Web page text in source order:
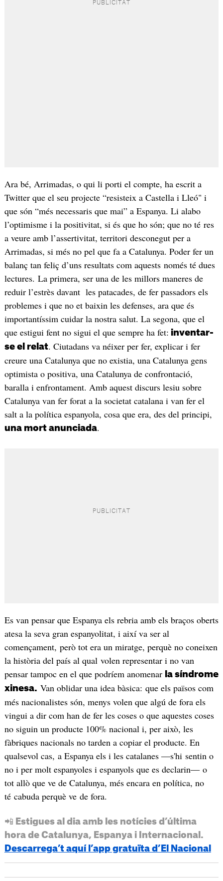
Ara bé, Arrimadas, o qui li porti el compte, ha escrit a
Twitter que el seu projecte “resisteix a Castella i Lleó" i
que són “més necessaris que mai” a Espanya. Li alabo
l’optimisme i la positivitat, si és que ho són; que no té res
a veure amb l’assertivitat, territori desconegut per a
Arrimadas, si més no pel que fa a Catalunya. Poder fer un
balanç tan feliç d’uns resultats com aquests només té dues
lectures. La primera, ser una de les millors maneres de
reduir l’estrès davant les patacades, de fer passadors els
problemes i que no et baixin les defenses, ara que és
importantíssim cuidar la nostra salut. La segona, que el
que estigui fent no sigui el que sempre ha fet: inventar-
se el relat. Ciutadans va néixer per fer, explicar i fer
creure una Catalunya que no existia, una Catalunya gens
optimista o positiva, una Catalunya de confrontació,
baralla i enfrontament. Amb aquest discurs lesiu sobre
Catalunya van fer forat a la societat catalana i van fer el
salt a la política espanyola, cosa que era, des del principi,
una mort anunciada.
Es van pensar que Espanya els rebria amb els braços oberts
atesa la seva gran espanyolitat, i així va ser al
començament, però tot era un miratge, perquè no coneixen
la història del país al qual volen representar i no van
pensar tampoc en el que podríem anomenar la síndrome
xinesa. Van oblidar una idea bàsica: que els països com
més nacionalistes són, menys volen que algú de fora els
vingui a dir com han de fer les coses o que aquestes coses
no siguin un producte 100% nacional i, per això, les
fàbriques nacionals no tarden a copiar el producte. En
qualsevol cas, a Espanya els i les catalanes ―s'hi sentin o
no i per molt espanyoles i espanyols que es declarin― o
tot allò que ve de Catalunya, més encara en política, no
té cabuda perquè ve de fora.
📲 Estigues al dia amb les notícies d’última
hora de Catalunya, Espanya i Internacional.
Descarrega’t aquí l’app gratuïta d’El Nacional